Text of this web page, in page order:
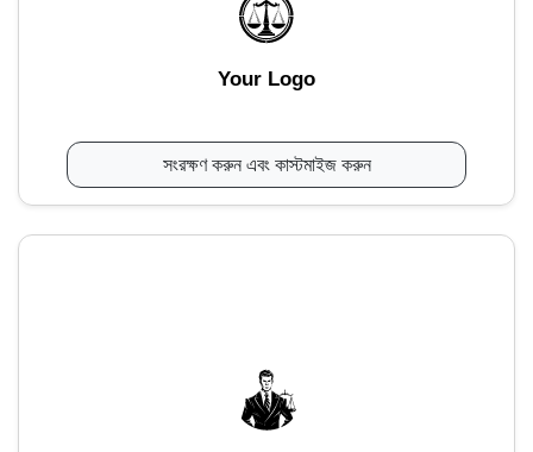
Your Logo
সংরক্ষণ করুন এবং কাস্টমাইজ করুন